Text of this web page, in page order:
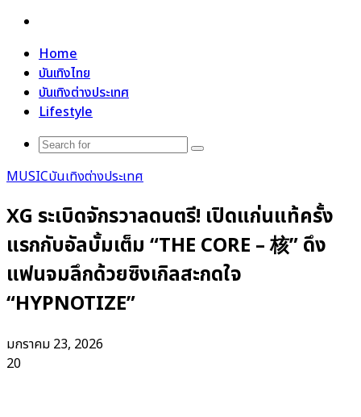
Home
บันเทิงไทย
บันเทิงต่างประเทศ
Lifestyle
Search
MUSICบันเทิงต่างประเทศ
XG ระเบิดจักรวาลดนตรี! เปิดแก่นแท้ครั้ง
แรกกับอัลบั้มเต็ม “THE CORE – 核” ดึง
แฟนจมลึกด้วยซิงเกิลสะกดใจ
“HYPNOTIZE”
มกราคม 23, 2026
20